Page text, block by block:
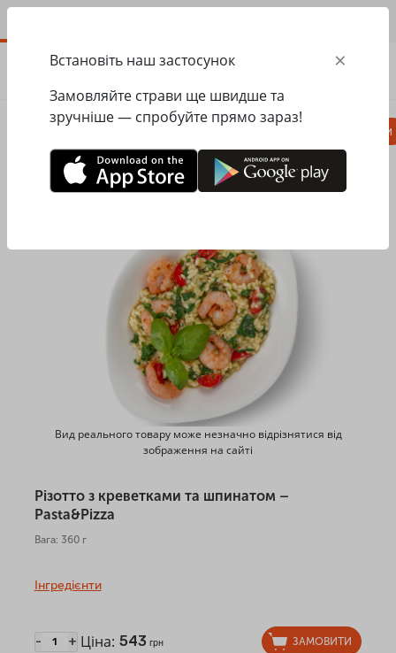
Салати, закуски
Pasta&Pizza Равіолі Різотто з креветками та шпинатом
Вид реального товару може незначно відрізнятися від
зображення на сайті
Різотто з креветками та шпинатом –
Pasta&Pizza
Вага: 360 г
Інгредієнти
- + Ціна: 543 грн ЗАМОВИТИ
Встановіть наш застосунок ×
Замовляйте страви ще швидше та
зручніше — спробуйте прямо зараз!